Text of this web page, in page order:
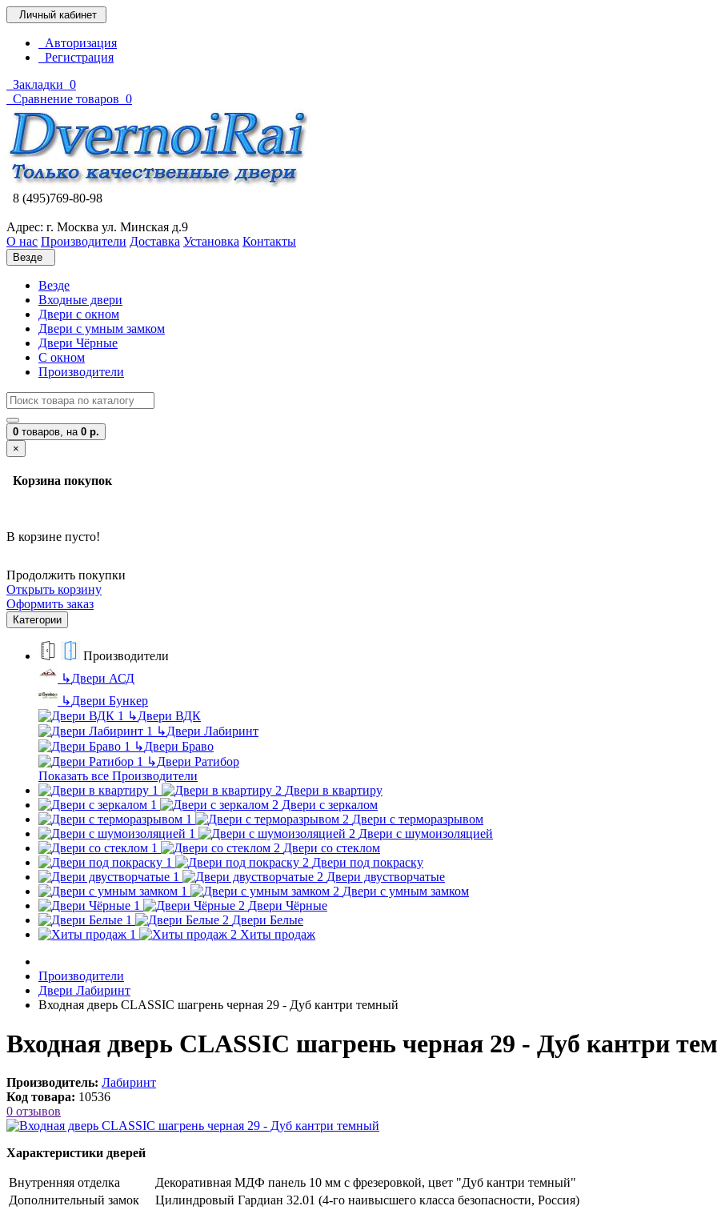
Личный кабинет
Авторизация
Регистрация
Закладки 0
Сравнение товаров 0
8 (495)769-80-98
Адрес: г. Москва ул. Минская д.9
О нас Производители Доставка Установка Контакты
Везде
Везде
Входные двери
Двери с окном
Двери с умным замком
Двери Чёрные
C окном
Производители
0 товаров, на 0 р.
×
Корзина покупок
В корзине пусто!
Продолжить покупки
Открыть корзину
Оформить заказ
Категории
Производители
↳Двери АСД
↳Двери Бункер
↳Двери ВДК
↳Двери Лабиринт
↳Двери Браво
↳Двери Ратибор
Показать все Производители
Двери в квартиру
Двери с зеркалом
Двери с терморазрывом
Двери с шумоизоляцией
Двери со стеклом
Двери под покраску
Двери двустворчатые
Двери с умным замком
Двери Чёрные
Двери Белые
Хиты продаж
Производители
Двери Лабиринт
Входная дверь CLASSIC шагрень черная 29 - Дуб кантри темный
Входная дверь CLASSIC шагрень черная 29 - Дуб кантри
Производитель: Лабиринт
Код товара: 10536
0 отзывов
Характеристики дверей
Внутренняя отделка
Декоративная МДФ панель 10 мм с фрезеровкой, цвет "Дуб кантри темный"
Дополнительный замок
Цилиндровый Гардиан 32.01 (4-го наивысшего класса безопасности, Россия)